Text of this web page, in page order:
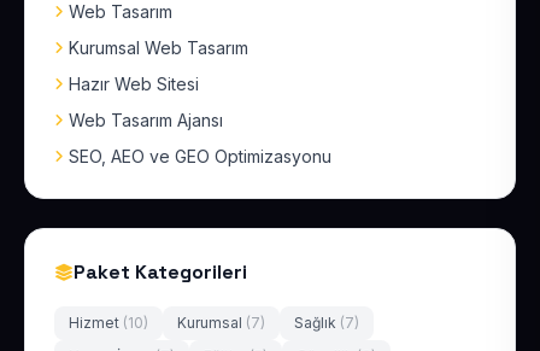
Web Tasarım
Kurumsal Web Tasarım
Hazır Web Sitesi
Web Tasarım Ajansı
SEO, AEO ve GEO Optimizasyonu
Paket Kategorileri
Hizmet (10) Kurumsal (7) Sağlık (7)